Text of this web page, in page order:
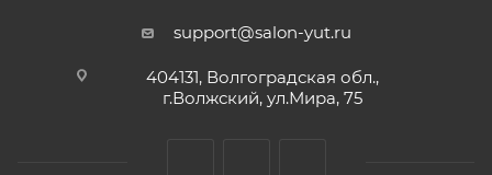
support@salon-yut.ru
404131, Волгоградская обл.,
г.Волжский, ул.Мира, 75